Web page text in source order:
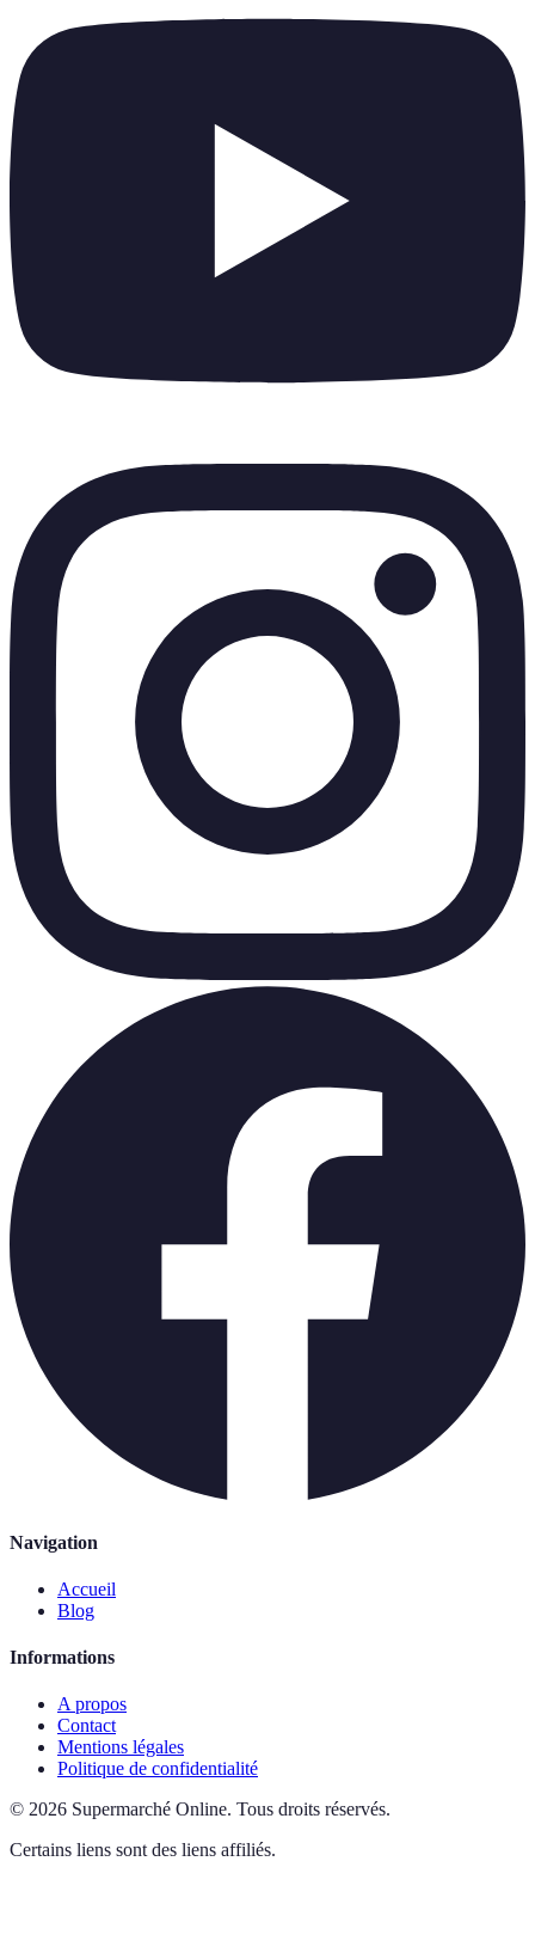
Navigation
Accueil
Blog
Informations
A propos
Contact
Mentions légales
Politique de confidentialité
© 2026 Supermarché Online. Tous droits réservés.
Certains liens sont des liens affiliés.